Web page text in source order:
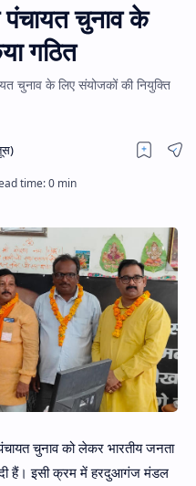
चुनाव के
गठित
चुनाव के लिए संयोजकों की नियुक्ति
चुनाव को लेकर भारतीय जनता
दी हैं। इसी क्रम में हरदुआगंज मंडल